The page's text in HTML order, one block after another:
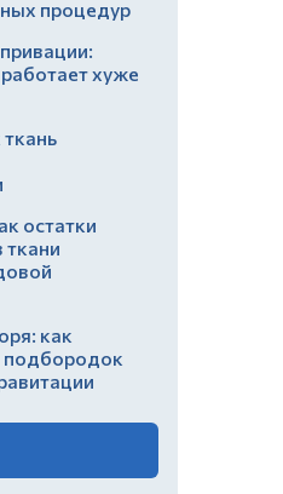
процедур
хуже
остатки
ткани
как
подбородок